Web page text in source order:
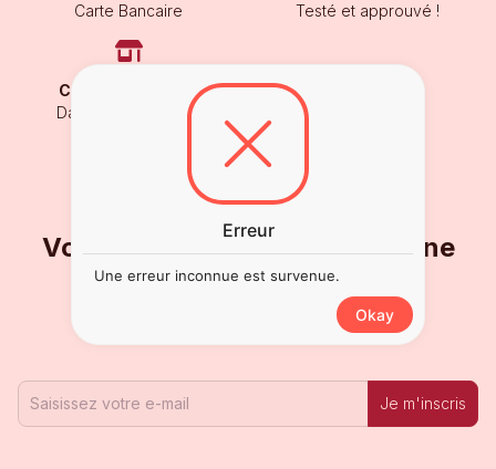
Carte Bancaire
Testé et approuvé !
Click and Collect'
Dans nos boutiques
Vous ne voulez pas en rater une
goutte ?
Inscrivez-vous à notre Newsletter !
Je m'inscris
Erreur
Une erreur inconnue est survenue.
Okay